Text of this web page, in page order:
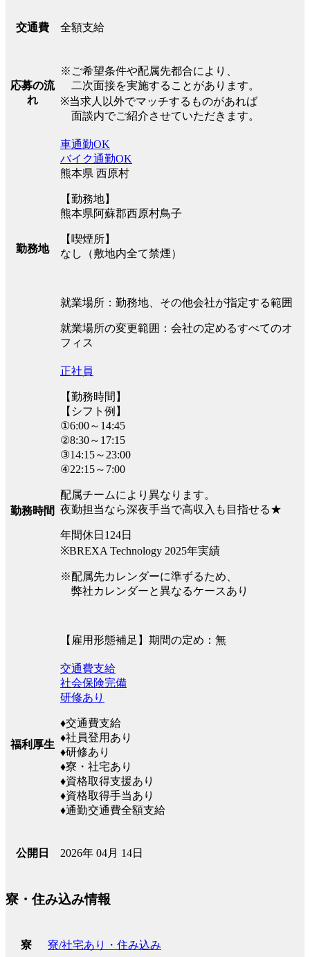
交通費 全額支給
応募の流
れ
※ご希望条件や配属先都合により、
二次面接を実施することがあります。
※当求人以外でマッチするものがあれば
面談内でご紹介させていただきます。
勤務地
車通勤OK
バイク通勤OK
熊本県 西原村
【勤務地】
熊本県阿蘇郡西原村鳥子
【喫煙所】
なし（敷地内全て禁煙）
就業場所：勤務地、その他会社が指定する範囲
就業場所の変更範囲：会社の定めるすべてのオ
フィス
勤務時間
正社員
【勤務時間】
【シフト例】
①6:00～14:45
②8:30～17:15
③14:15～23:00
④22:15～7:00
配属チームにより異なります。
夜勤担当なら深夜手当で高収入も目指せる★
年間休日124日
※BREXA Technology 2025年実績
※配属先カレンダーに準ずるため、
弊社カレンダーと異なるケースあり
【雇用形態補足】期間の定め：無
福利厚生
交通費支給
社会保険完備
研修あり
♦交通費支給
♦社員登用あり
♦研修あり
♦寮・社宅あり
♦資格取得支援あり
♦資格取得手当あり
♦通勤交通費全額支給
公開日 2026年 04月 14日
寮・住み込み情報
寮 寮/社宅あり・住み込み